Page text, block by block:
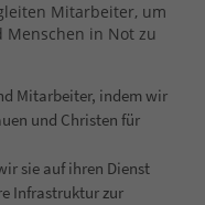
Mitarbeiter, um
Menschen in Not zu
Mitarbeiter, indem wir
und Christen für
sie auf ihren Dienst
Infrastruktur zur